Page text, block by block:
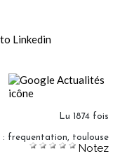
Lu 1874 fois
: frequentation, toulouse
Notez